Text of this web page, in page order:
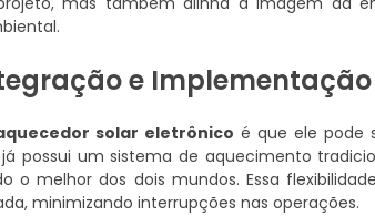
e Implementação
solar eletrônico é que ele pode
possui um sistema de aquecimento
o melhor dos dois mundos. Essa
minimizando interrupções nas operações.